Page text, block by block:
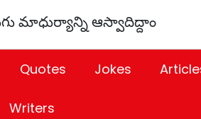
మాధుర్యాన్ని ఆస్వాదిద్దాం
Quotes Jokes
Writers